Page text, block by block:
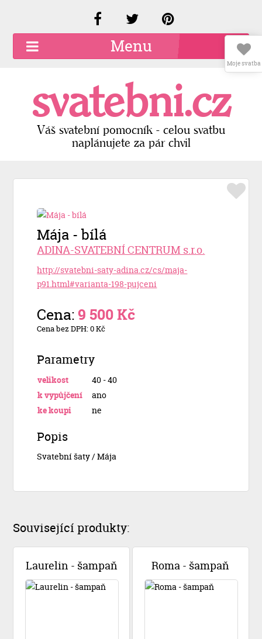
Menu
Kariéra
Kontakty
Přidat firmu
svatebni.cz
Váš svatební pomocník - celou svatbu
naplánujete za pár chvil
Mája - bílá
ADINA-SVATEBNÍ CENTRUM s.r.o.
http://svatebni-saty-adina.cz/cs/maja-
p91.html#varianta-198-pujceni
Cena:9 500 Kč
Cena bez DPH: 0 Kč
Parametry
velikost
40 - 40
k vypůjčení
ano
ke koupi
ne
Popis
Svatební šaty / Mája
Související produkty:
Laurelin - šampaň Roma - šampaň
Moje svatba